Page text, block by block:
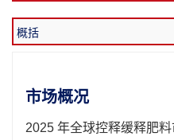
市场概况
2025 年全球控释缓释肥